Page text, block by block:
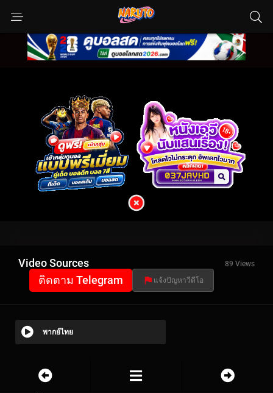
Video Sources 89 Views
ติดตาม Telegram แจ้งปัญหาวีดีโอ
พากย์ไทย